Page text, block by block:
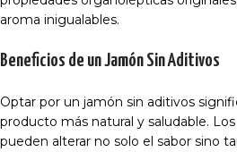
aroma inigualables.
Beneficios de un Jamón Sin Aditivos
Optar por un jamón sin aditivos
producto más natural y saludable.
pueden alterar no solo el sabor sino